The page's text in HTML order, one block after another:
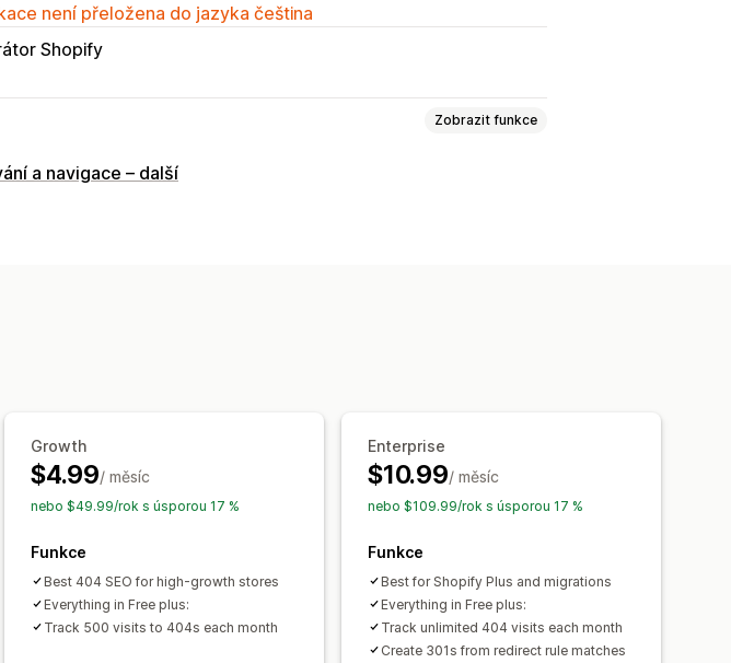
není přeložena do jazyka čeština
Shopify
Zobrazit funkce
a navigace – další
Growth
$4.99/ měsíc
nebo $49.99/rok s úsporou 17 %
Funkce
Best 404 SEO for high-growth stores
Everything in Free plus:
Track 500 visits to 404s each month
Enterprise
$10.99/ měsíc
nebo $109.99/rok s úsporou 17 %
Funkce
Best for Shopify Plus and migrations
Everything in Free plus:
Track unlimited 404 visits each month
Create 301s from redirect rule matches